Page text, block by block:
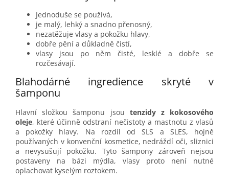
Jednoduše se používá,
je malý, lehký a snadno přenosný,
nezatěžuje vlasy a pokožku hlavy,
dobře pění a důkladně čistí,
vlasy jsou po něm čisté, lesklé a dobře se
rozčesávají.
Blahodárné ingredience skryté v
šamponu
Hlavní složkou šamponu jsou tenzidy z kokosového
oleje, které účinně odstraní nečistoty a mastnotu z vlasů
a pokožky hlavy. Na rozdíl od SLS a SLES, hojně
používaných v konvenční kosmetice, nedráždí oči, sliznici
a nevysušují pokožku. Tyto šampony zároveň nejsou
postaveny na bázi mýdla, vlasy proto není nutné
oplachovat kyselým roztokem.